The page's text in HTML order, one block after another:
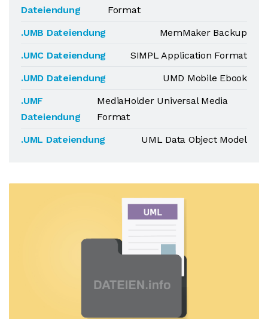
Dateiendung
Format
.UMB Dateiendung
MemMaker Backup
.UMC Dateiendung
SIMPL Application Format
.UMD Dateiendung
UMD Mobile Ebook
.UMF
Dateiendung
MediaHolder Universal Media
Format
.UML Dateiendung
UML Data Object Model